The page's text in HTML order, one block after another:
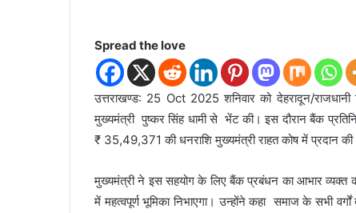
Spread the love
उत्तराखण्ड: 25 Oct 2025 शनिवार को देहरादून/राजधानी
मुख्यमंत्री पुष्कर सिंह धामी से भेंट की। इस दौरान बैंक
₹ 35,49,371 की धनराशि मुख्यमंत्री राहत कोष में प्रदान
मुख्यमंत्री ने इस सहयोग के लिए बैंक प्रबंधन का आभार व्यक्त करते
में महत्वपूर्ण भूमिका निभाएगा। उन्होंने कहा समाज के सभी